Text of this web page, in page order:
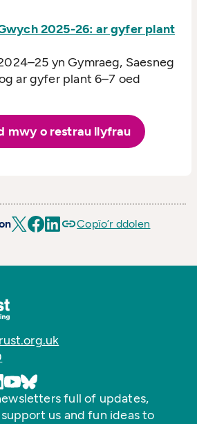
2025-26: ar gyfer plant
yn Gymraeg, Saesneg
ar gyfer plant 6–7 oed
mwy o restrau llyfrau
Copïo’r ddolen
full of updates,
us and fun ideas to